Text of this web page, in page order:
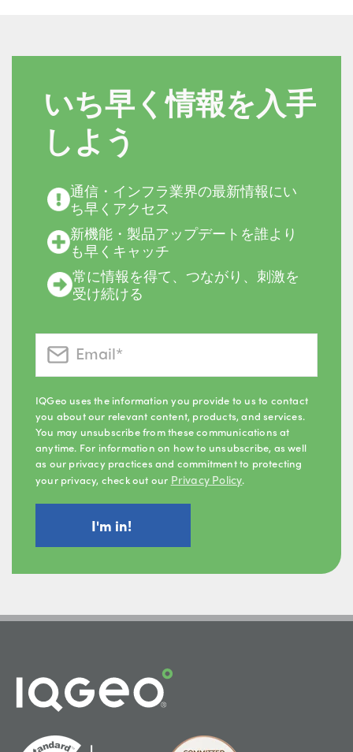
いち早く情報を入手
しよう
通信・インフラ業界の最新情報にい
ち早くアクセス
新機能・製品アップデートを誰より
も早くキャッチ
常に情報を得て、つながり、刺激を
受け続ける
IQGeo uses the information you provide to us to contact
you about our relevant content, products, and services.
You may unsubscribe from these communications at
anytime. For information on how to unsubscribe, as well
as our privacy practices and commitment to protecting
your privacy, check out our Privacy Policy.